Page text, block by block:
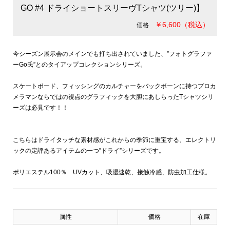
GO #4 ドライショートスリーヴTシャツ(ツリー)】
価格 ￥6,600（税込）
今シーズン展示会のメインでも打ち出されていました、”フォトグラファ
ーGo氏”とのタイアップコレクションシリーズ。
スケートボード、フィッシングのカルチャーをバックボーンに持つプロカ
メラマンならではの視点のグラフィックを大胆にあしらったTシャツシリ
ーズは必見です！！
こちらはドライタッチな素材感がこれからの季節に重宝する、エレクトリ
ックの定評あるアイテムの一つ”ドライ”シリーズです。
ポリエステル100％ UVカット、吸湿速乾、接触冷感、防虫加工仕様。
属性 価格 在庫